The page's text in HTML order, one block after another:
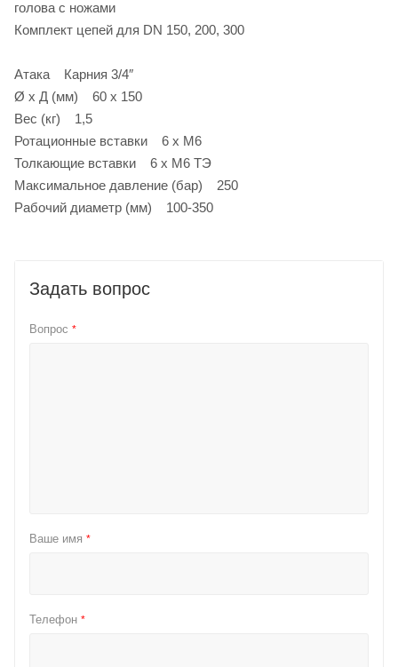
голова с ножами
Комплект цепей для DN 150, 200, 300
Атака Карния 3/4″
Ø x Д (мм) 60 х 150
Вес (кг) 1,5
Ротационные вставки 6 х М6
Толкающие вставки 6 х М6 ТЭ
Максимальное давление (бар) 250
Рабочий диаметр (мм) 100-350
Задать вопрос
Вопрос *
Ваше имя *
Телефон *